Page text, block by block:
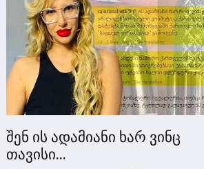
შენ ის ადამიანი ხარ ვინც
თავისი...